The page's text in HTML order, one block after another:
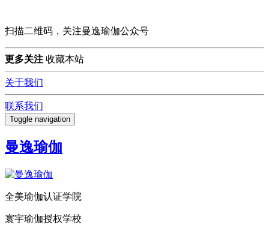
扫描二维码，关注曼逸瑜伽公众号
更多关注 收藏本站
关于我们
联系我们
Toggle navigation
曼逸瑜伽
全美瑜伽认证学院
寰宇瑜伽授权学校